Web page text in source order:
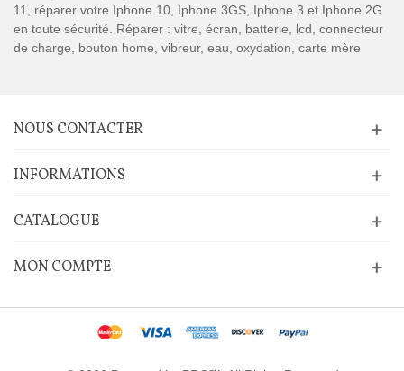
11, réparer votre Iphone 10, Iphone 3GS, Iphone 3 et Iphone 2G
en toute sécurité. Réparer : vitre, écran, batterie, lcd, connecteur
de charge, bouton home, vibreur, eau, oxydation, carte mère
NOUS CONTACTER
INFORMATIONS
CATALOGUE
MON COMPTE